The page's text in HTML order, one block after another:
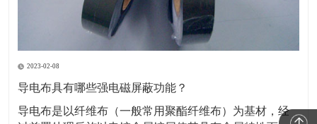
2023-02-08
导电布具有哪些强电磁屏蔽功能？
导电布是以纤维布（一般常用聚酯纤维布）为基材，经